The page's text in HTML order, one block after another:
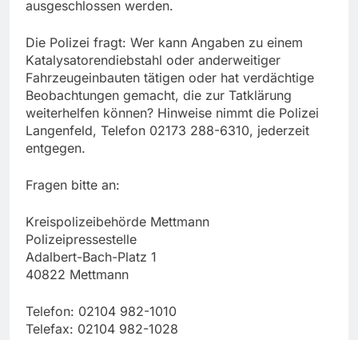
ausgeschlossen werden.
Die Polizei fragt: Wer kann Angaben zu einem
Katalysatorendiebstahl oder anderweitiger
Fahrzeugeinbauten tätigen oder hat verdächtige
Beobachtungen gemacht, die zur Tatklärung
weiterhelfen können? Hinweise nimmt die Polizei
Langenfeld, Telefon 02173 288-6310, jederzeit
entgegen.
Fragen bitte an:
Kreispolizeibehörde Mettmann
Polizeipressestelle
Adalbert-Bach-Platz 1
40822 Mettmann
Telefon: 02104 982-1010
Telefax: 02104 982-1028